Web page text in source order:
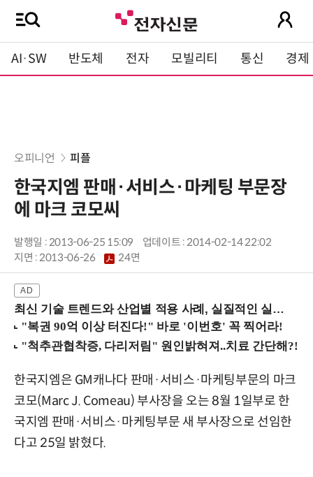
AI·SW 반도체 전자 모빌리티 통신 경제
오피니언 피플
한국지엠 판매·서비스·마케팅 부문장
에 마크 코모씨
발행일 : 2013-06-25 15:09
업데이트 : 2014-02-14 22:02
지면 :2013-06-26 24면
최신 기술 트렌드와 산업별 적용 사례, 실질적인 실행 전략을 공유 (9/18 양재역)
한국지엠은 GM캐나다 판매·서비스·마케팅부문의 마크
코모(Marc J. Comeau) 부사장을 오는 8월 1일부로 한
국지엠 판매·서비스·마케팅부문 새 부사장으로 선임한
다고 25일 밝혔다.